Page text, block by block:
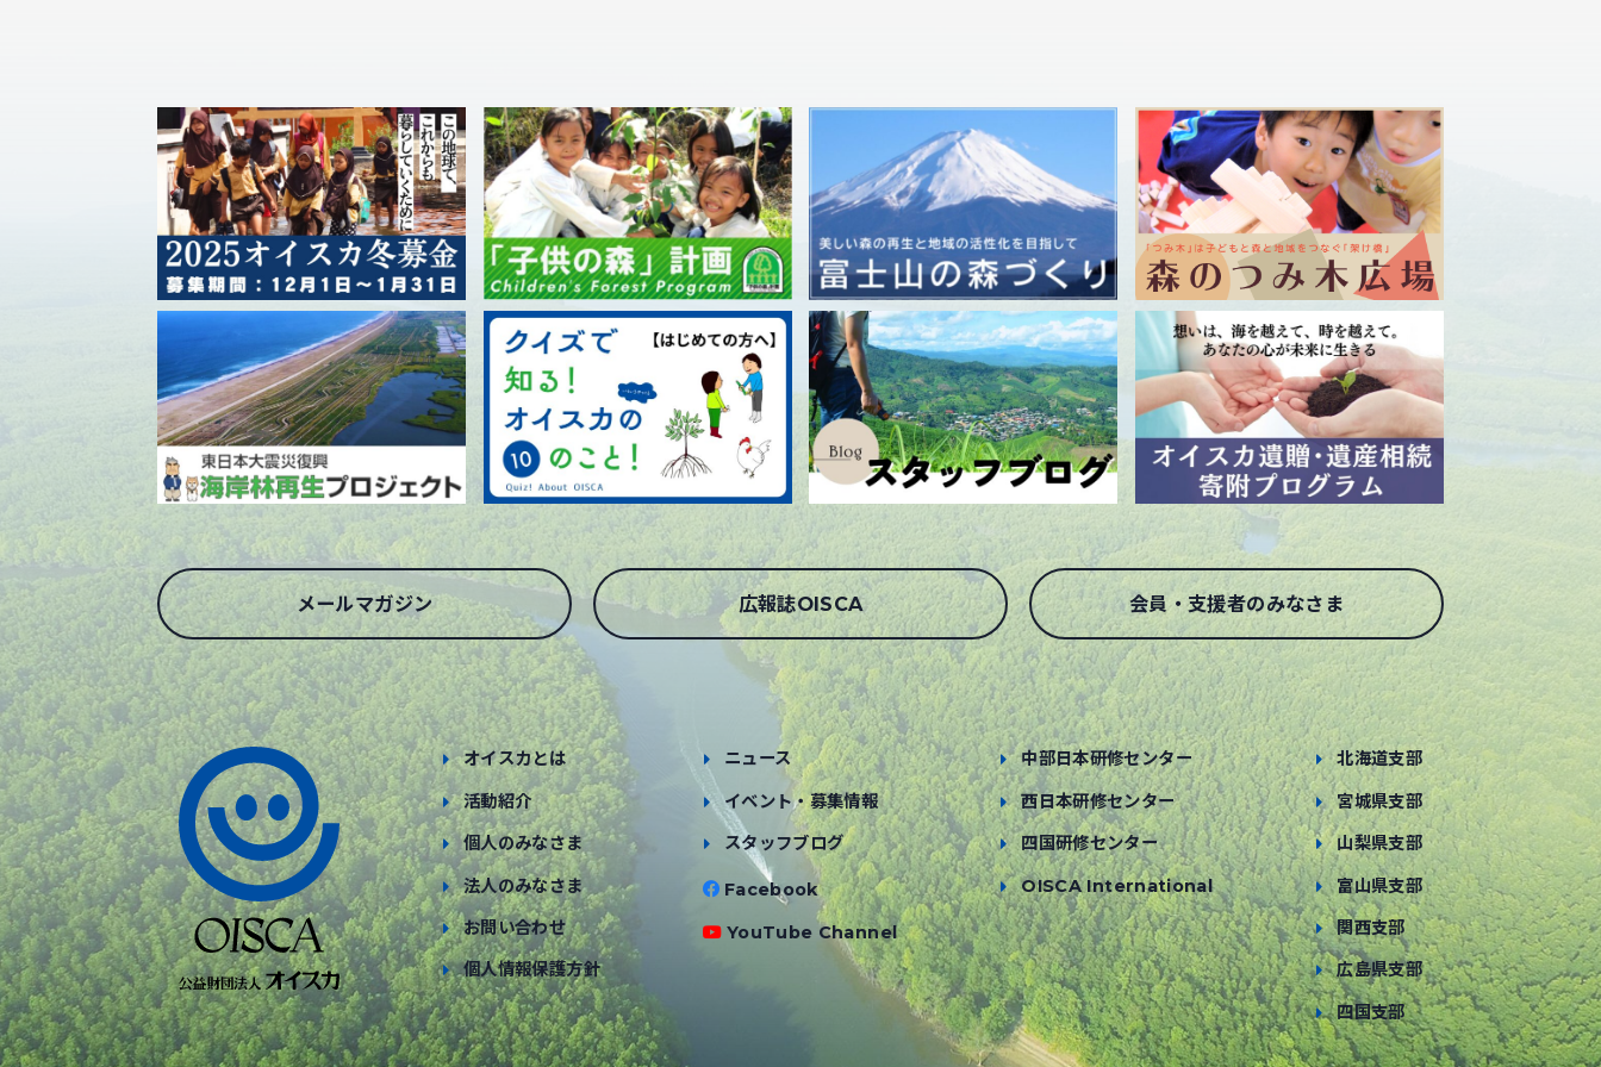
メールマガジン 広報誌OISCA 会員・支援者のみなさま
オイスカとは
活動紹介
個人のみなさま
法人のみなさま
お問い合わせ
個人情報保護方針
ニュース
イベント・募集情報
スタッフブログ
Facebook
YouTube Channel
中部日本研修センター
西日本研修センター
四国研修センター
OISCA International
北海道支部
宮城県支部
山梨県支部
富山県支部
関西支部
広島県支部
四国支部